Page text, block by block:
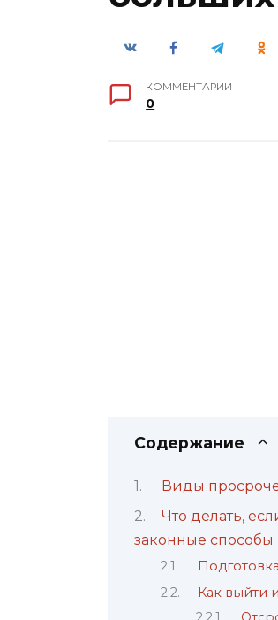
КОММЕНТАРИИ
0
Содержание
Виды
Что делать,
законные способы
Как выйти